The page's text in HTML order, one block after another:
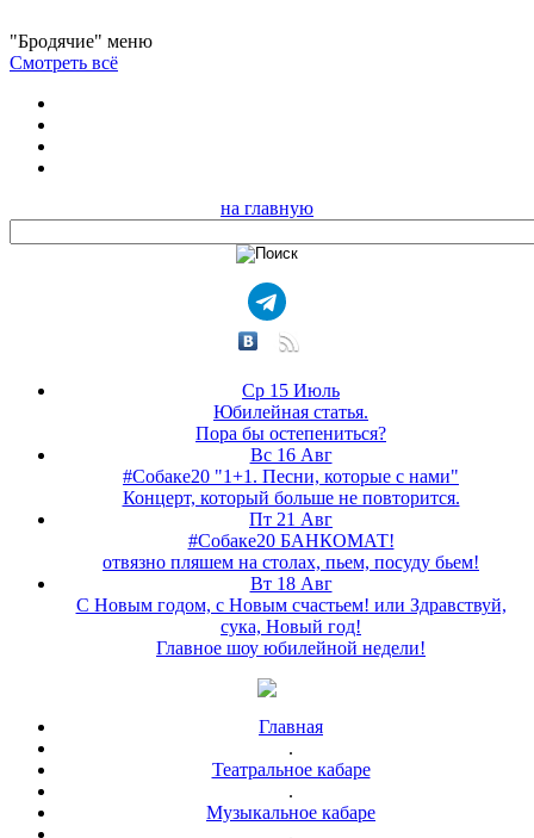
"Бродячие" меню
Смотреть всё
на главную
Ср 15 Июль
Юбилейная статья.
Пора бы остепениться?
Вс 16 Авг
#Собаке20 "1+1. Песни, которые с нами"
Концерт, который больше не повторится.
Пт 21 Авг
#Собаке20 БАНКОМАТ!
отвязно пляшем на столах, пьем, посуду бьем!
Вт 18 Авг
С Новым годом, с Новым счастьем! или Здравствуй,
сука, Новый год!
Главное шоу юбилейной недели!
Главная
.
Театральное кабаре
.
Музыкальное кабаре
.